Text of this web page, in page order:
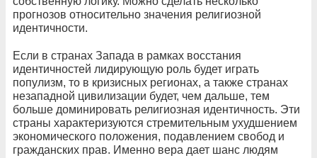
прогнозов относительно значения религиозной
идентичности.
Если в странах Запада в рамках восстания
идентичностей лидирующую роль будет играть
популизм, то в кризисных регионах, а также странах
незападной цивилизации будет, чем дальше, тем
больше доминировать религиозная идентичность. Эти
страны характеризуются стремительным ухудшением
экономического положения, подавлением свобод и
гражданских прав. Именно вера дает шанс людям